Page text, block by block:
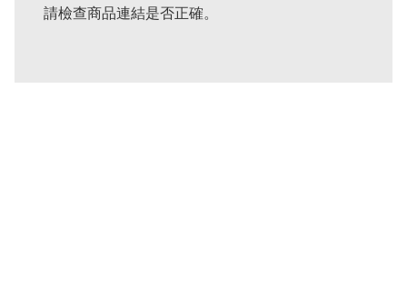
請檢查商品連結是否正確。